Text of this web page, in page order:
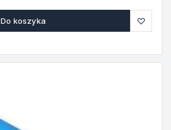
Do koszyka ♡